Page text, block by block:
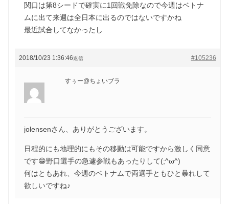
関口は第8シードで確実に1回戦免除なので今週はベトナ
ムに出て来週は全日本に出るのではないですかね
最近試合してなかったし
2018/10/23 1:36:46 #105236
返信
すぅー@ちょいブラ
jolensenさん、ありがとうございます。
日程的にも地理的にもその移動は可能ですから激しく同意
です😁野口選手の急遽参戦もあったりして(;^ω^)
何はともあれ、今週のベトナムで両選手ともひと暴れして
欲しいですね♪